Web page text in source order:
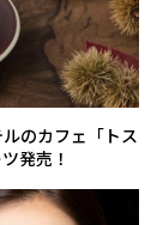
のカフェ「トス
発売！